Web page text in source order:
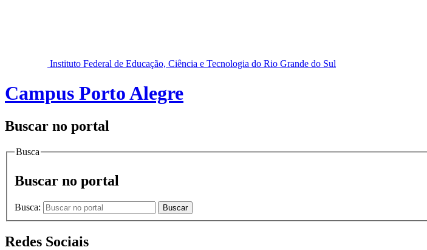
Instituto Federal de Educação, Ciência e Tecnologia do Rio Grande do Sul
Campus Porto Alegre
Buscar no portal
Busca
Buscar no portal
Busca: Buscar
Redes Sociais